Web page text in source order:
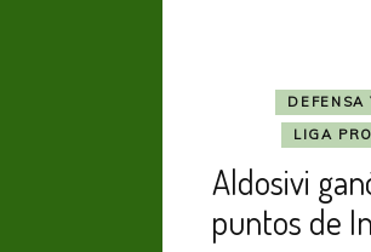
DEFENSA
LIGA
Aldosivi
puntos de